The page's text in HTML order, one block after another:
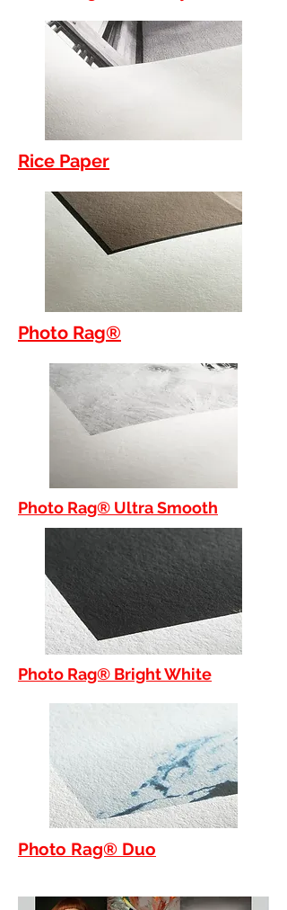
Rice Paper
Photo Rag®
Photo Rag® Ultra Smooth
Photo Rag® Bright White
Photo Rag® Duo